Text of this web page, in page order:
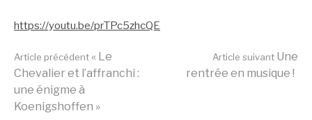
https://youtu.be/prTPc5zhcQE
Lire
Article précédent « Le
Chevalier et l’affranchi :
une énigme à
Koenigshoffen »
Article suivant Une
rentrée en musique !